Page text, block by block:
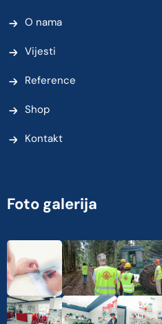
O nama
Vijesti
Reference
Shop
Kontakt
Foto galerija